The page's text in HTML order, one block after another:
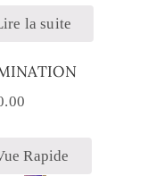
la suite
Rapide